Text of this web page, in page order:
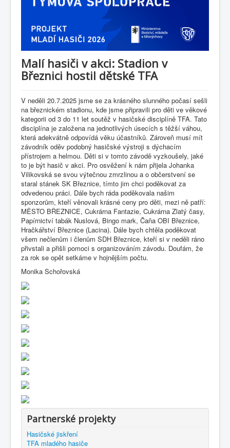
Malí hasiči v akci: Stadion v
Březnici hostil dětské TFA
V neděli 20.7.2025 jsme se za krásného slunného počasí sešli
na březnickém stadionu, kde jsme připravili pro děti ve věkové
kategorii od 3 do 11 let soutěž v hasičské disciplíně TFA. Tato
disciplína je založena na jednotlivých úsecích s těžší váhou,
která adekvátně odpovídá věku účastníků. Zároveň musí mít
závodník oděv podobný hasičské výstroji s dýchacím
přístrojem a helmou. Děti si v tomto závodě vyzkoušely, jaké
to je být hasič v akci. Pro osvěžení k nám přijela Johanka
Vilikovská se svou výtečnou zmrzlinou a o občerstvení se
staral stánek SK Březnice, tímto jim chci poděkovat za
odvedenou práci. Dále bych ráda poděkovala našim
sponzorům, kteří věnovali krásné ceny pro děti, mezi ně patří:
MĚSTO BŘEZNICE, Cukrárna Fantazie, Cukrárna Zlatý časy,
Papírnictví tabák Nuslová, Bingo mark, Čaňa OBI Březnice,
Hračkářství Březnice (Lacina). Dále bych chtěla poděkovat
všem nečlenům i členům SDH Březnice, kteří si v neděli ráno
přivstali a přišli pomoci s organizováním závodu. Doufám, že
za rok se opět setkáme v hojnějším počtu.
Monika Schořovská
Partnerské projekty
Hasičské jiskření
TFA mladého hasiče